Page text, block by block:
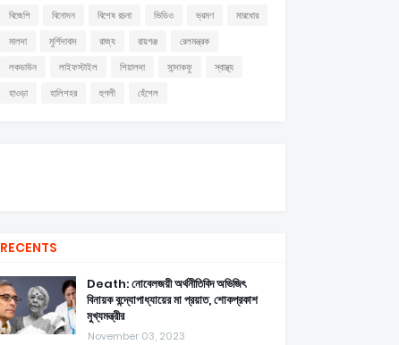
বিজেপি
বিনোদন বিশেষ রচনা ভিডিও ভ্রমণ
মারধোর
মালদা
মুর্শিদাবাদ রাজ্য রায়গঞ্জ
রেলমন্ত্রক
লকডাউন
লাইফস্টাইল শিয়ালদা সান্দাকফু
স্বাস্থ্য
হাওড়া
হালিশহর হুগলী হেঁশেল
RECENTS
Death: নোবেলজয়ী অর্থনীতিবিদ অভিজিৎ
বিনায়ক বন্দ্যোপাধ্যায়ের মা প্রয়াত, শোকপ্রকাশ
মুখ্যমন্ত্রীর
November 03, 2023